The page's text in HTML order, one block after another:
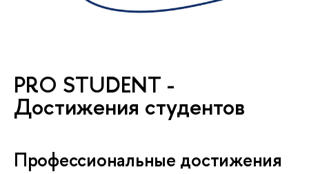
PRO STUDENT -
Достижения студентов
Профессиональные достижения